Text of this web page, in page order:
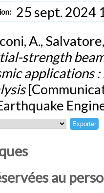
25 sept. 2024
A.,
strength
applications
au